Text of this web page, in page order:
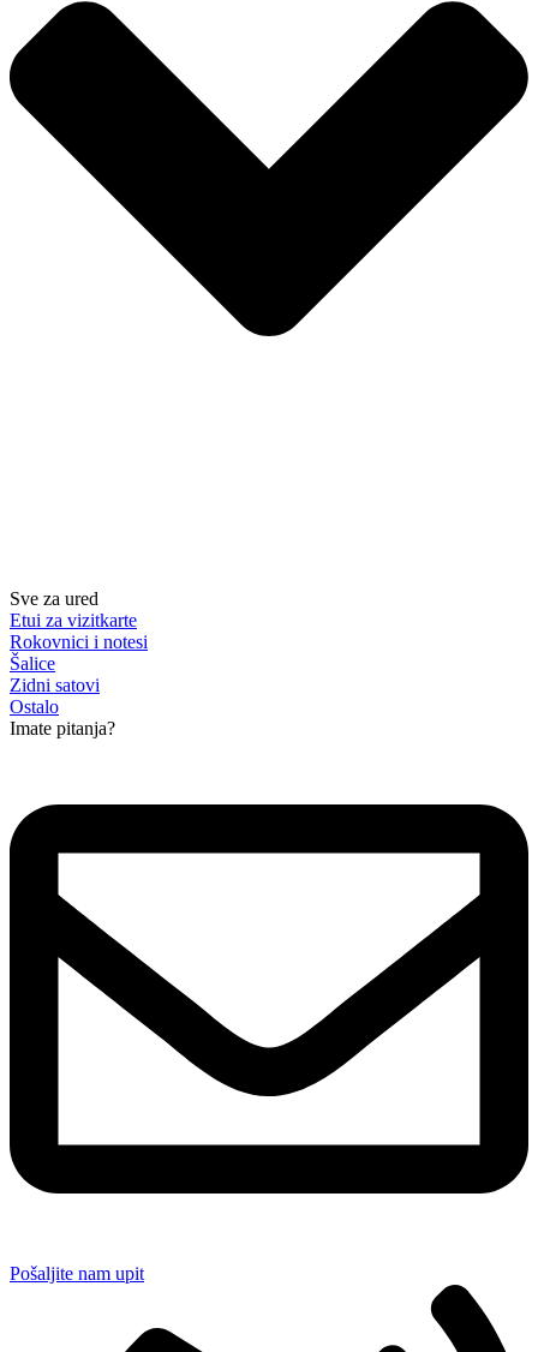
Sve za ured
Etui za vizitkarte
Rokovnici i notesi
Šalice
Zidni satovi
Ostalo
Imate pitanja?
Pošaljite nam upit